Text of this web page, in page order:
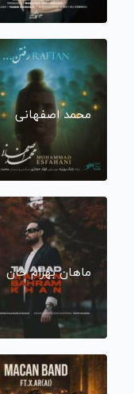
محمد اصفهانی
ماهان بهرام خان